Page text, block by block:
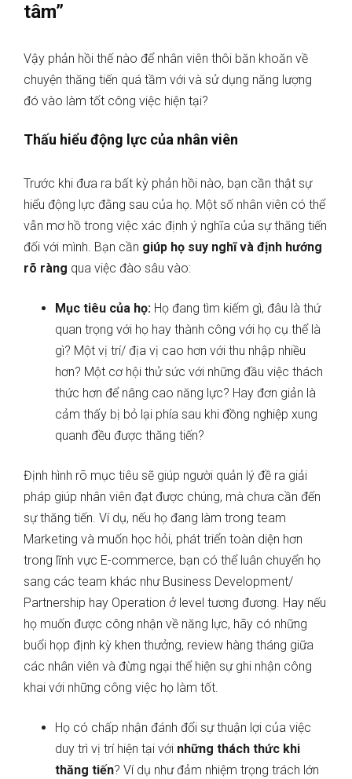
tâm”
Vậy phản hồi thế nào để nhân viên thôi băn khoăn về
chuyện thăng tiến quá tầm với và sử dụng năng lượng
đó vào làm tốt công việc hiện tại?
Thấu hiểu động lực của nhân viên
Trước khi đưa ra bất kỳ phản hồi nào, bạn cần thật sự
hiểu động lực đằng sau của họ. Một số nhân viên có thể
vẫn mơ hồ trong việc xác định ý nghĩa của sự thăng tiến
đối với mình. Bạn cần giúp họ suy nghĩ và định hướng
rõ ràng qua việc đào sâu vào:
Mục tiêu của họ: Họ đang tìm kiếm gì, đâu là thứ
quan trọng với họ hay thành công với họ cụ thể là
gì? Một vị trí/ địa vị cao hơn với thu nhập nhiều
hơn? Một cơ hội thử sức với những đầu việc thách
thức hơn để nâng cao năng lực? Hay đơn giản là
cảm thấy bị bỏ lại phía sau khi đồng nghiệp xung
quanh đều được thăng tiến?
Định hình rõ mục tiêu sẽ giúp người quản lý đề ra giải
pháp giúp nhân viên đạt được chúng, mà chưa cần đến
sự thăng tiến. Ví dụ, nếu họ đang làm trong team
Marketing và muốn học hỏi, phát triển toàn diện hơn
trong lĩnh vực E-commerce, bạn có thể luân chuyển họ
sang các team khác như Business Development/
Partnership hay Operation ở level tương đương. Hay nếu
họ muốn được công nhận về năng lực, hãy có những
buổi họp định kỳ khen thưởng, review hàng tháng giữa
các nhân viên và đừng ngại thể hiện sự ghi nhận công
khai với những công việc họ làm tốt.
Họ có chấp nhận đánh đổi sự thuận lợi của việc
duy trì vị trí hiện tại với những thách thức khi
thăng tiến? Ví dụ như đảm nhiệm trọng trách lớn